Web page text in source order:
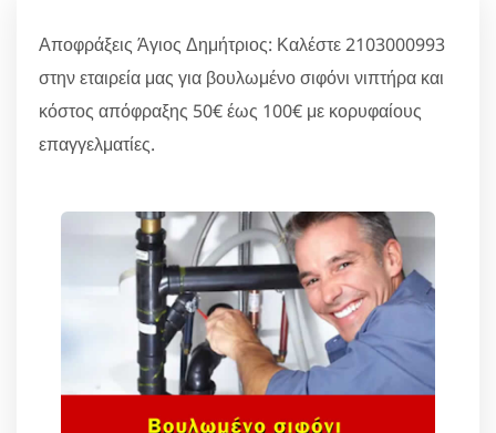
Αποφράξεις Άγιος Δημήτριος: Καλέστε 2103000993
στην εταιρεία μας για βουλωμένο σιφόνι νιπτήρα και
κόστος απόφραξης 50€ έως 100€ με κορυφαίους
επαγγελματίες.